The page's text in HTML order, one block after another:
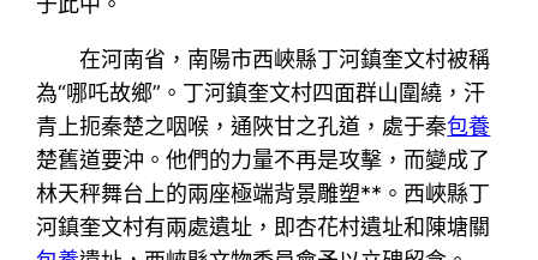
在河南省，南陽市西峽縣丁河鎮奎文村被稱
為“哪吒故鄉”。丁河鎮奎文村四面群山圍繞，汗
青上扼秦楚之咽喉，通陜甘之孔道，處于秦包養
楚舊道要沖。他們的力量不再是攻擊，而變成了
林天秤舞台上的兩座極端背景雕塑**。西峽縣丁
河鎮奎文村有兩處遺址，即杏花村遺址和陳塘關